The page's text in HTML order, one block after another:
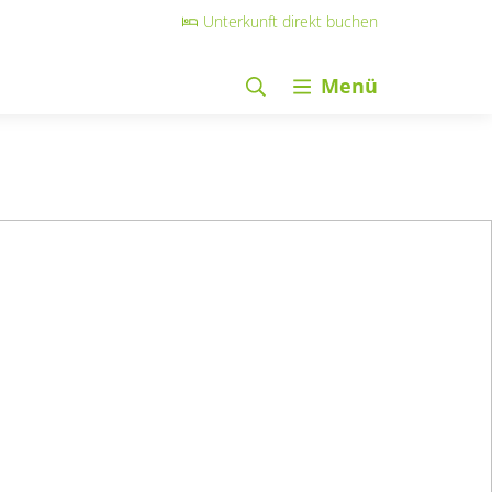
Unterkunft direkt buchen
Menü